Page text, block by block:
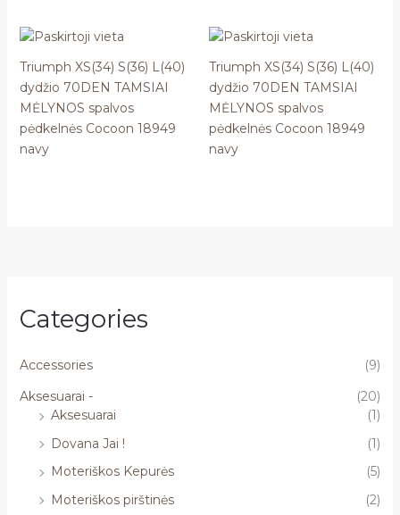
Categories
Accessories
(9)
Aksesuarai -
(20)
Aksesuarai
(1)
Dovana Jai !
(1)
Moteriškos Kepurės
(5)
Moteriškos pirštinės
(2)
Triumph XS(34) S(36) L(40)
dydžio 70DEN TAMSIAI
MĖLYNOS spalvos
pėdkelnės Cocoon 18949
navy
Triumph XS(34) S(36) L(40)
dydžio 70DEN TAMSIAI
MĖLYNOS spalvos
pėdkelnės Cocoon 18949
navy